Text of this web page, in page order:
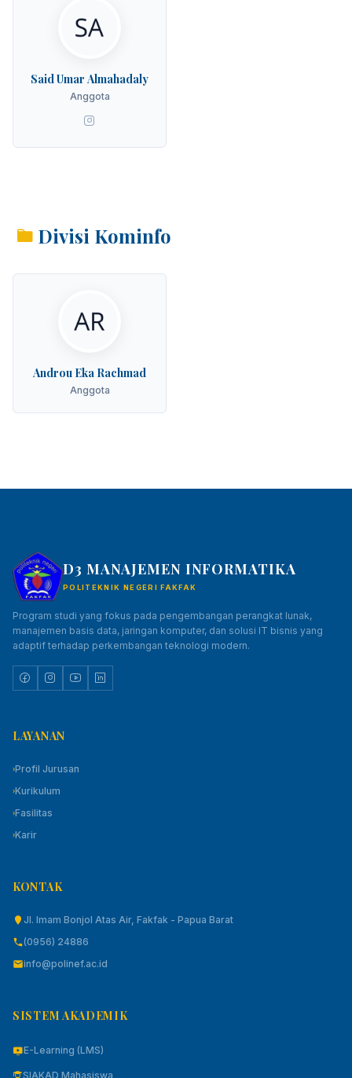
Said Umar Almahadaly
Anggota
Divisi Kominfo
Androu Eka Rachmad
Anggota
D3 MANAJEMEN INFORMATIKA
POLITEKNIK NEGERI FAKFAK
Program studi yang fokus pada pengembangan perangkat lunak,
manajemen basis data, jaringan komputer, dan solusi IT bisnis yang
adaptif terhadap perkembangan teknologi modern.
LAYANAN
›Profil Jurusan
›Kurikulum
›Fasilitas
›Karir
KONTAK
Jl. Imam Bonjol Atas Air, Fakfak - Papua Barat
(0956) 24886
info@polinef.ac.id
SISTEM AKADEMIK
E-Learning (LMS)
SIAKAD Mahasiswa